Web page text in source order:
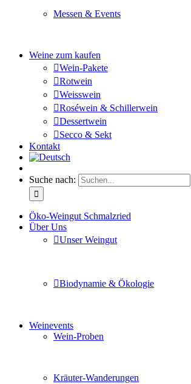
Messen & Events
Weine zum kaufen
Wein-Pakete
Rotwein
Weisswein
Roséwein & Schillerwein
Dessertwein
Secco & Sekt
Kontakt
Suche nach:
Öko-Weingut Schmalzried
Über Uns
Unser Weingut
Biodynamie & Ökologie
Weinevents
Wein-Proben
Kräuter-Wanderungen